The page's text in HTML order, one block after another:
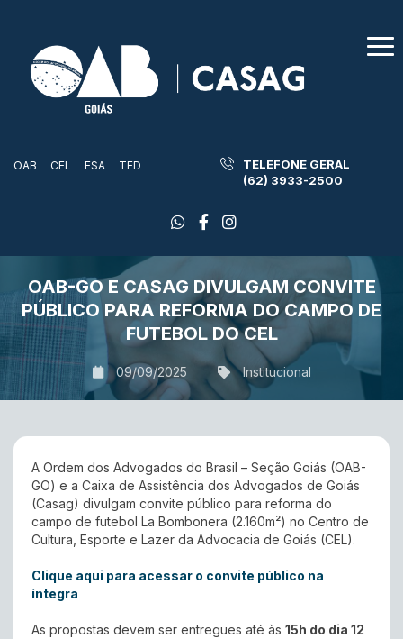
OAB CEL ESA TED
TELEFONE GERAL
(62) 3933-2500
OAB-GO E CASAG DIVULGAM CONVITE
PÚBLICO PARA REFORMA DO CAMPO DE
FUTEBOL DO CEL
09/09/2025 Institucional
A Ordem dos Advogados do Brasil – Seção Goiás (OAB-
GO) e a Caixa de Assistência dos Advogados de Goiás
(Casag) divulgam convite público para reforma do
campo de futebol La Bombonera (2.160m²) no Centro de
Cultura, Esporte e Lazer da Advocacia de Goiás (CEL).
Clique aqui para acessar o convite público na
íntegra
As propostas devem ser entregues até às 15h do dia 12